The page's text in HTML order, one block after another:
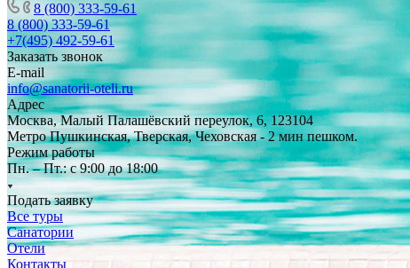
8 (800) 333-59-61
8 (800) 333-59-61
+7(495) 492-59-61
Заказать звонок
E-mail
info@sanatorii-oteli.ru
Адрес
Москва, Малый Палашёвский переулок, 6, 123104
Метро Пушкинская, Тверская, Чеховская - 2 мин пешком.
Режим работы
Пн. – Пт.: с 9:00 до 18:00
Подать заявку
Все туры
Санатории
Отели
Контакты